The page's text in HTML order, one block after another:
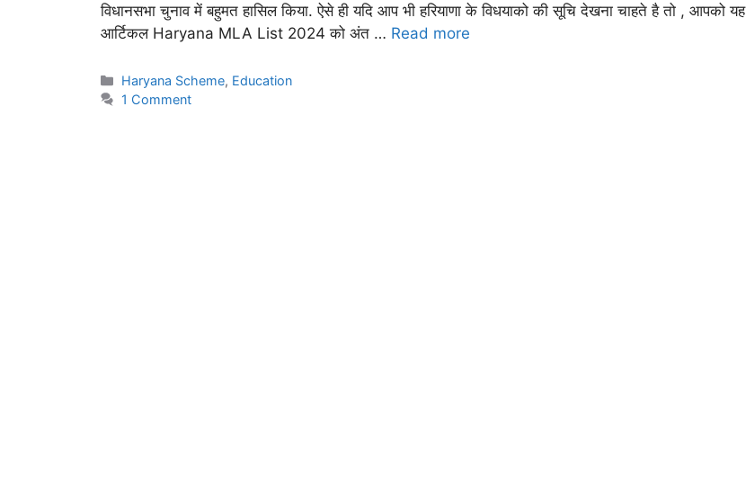
विधानसभा चुनाव में बहुमत हासिल किया. ऐसे ही यदि आप भी हरियाणा के विधयाको की सूचि देखना चाहते है तो , आपको यह
आर्टिकल Haryana MLA List 2024 को अंत … Read more
Categories
Haryana Scheme, Education
1 Comment